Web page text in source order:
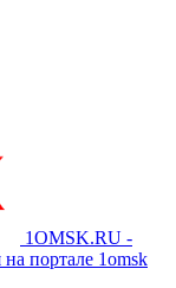
1OMSK.RU -
портале 1omsk